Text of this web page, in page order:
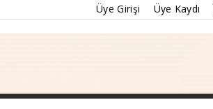
Üye Girişi Üye Kaydı